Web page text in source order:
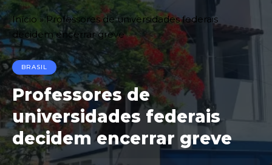
Início »Professores de universidades federais
decidem encerrar greve
BRASIL
Professores de
universidades federais
decidem encerrar greve